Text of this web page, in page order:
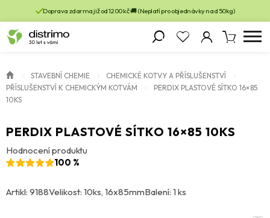
Doprava zdarma již od 1200 kč 🚚 (Neplatí pro objednávky nad 50kg)
STAVEBNÍ CHEMIE
CHEMICKÉ KOTVY A PŘÍSLUŠENSTVÍ
PŘÍSLUŠENSTVÍ K CHEMICKÝM KOTVÁM
PERDIX PLASTOVÉ SÍTKO 16×85
10KS
PERDIX PLASTOVÉ SÍTKO 16×85 10KS
Hodnocení produktu
100 %
Artikl: 9188Velikost: 10ks, 16x85mmBalení: 1 ks